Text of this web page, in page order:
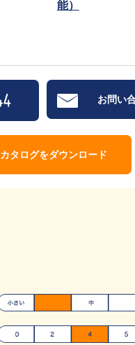
能）
お問い
カタログをダウンロード